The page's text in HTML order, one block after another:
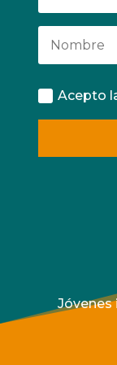
Acepto
Jóvenes